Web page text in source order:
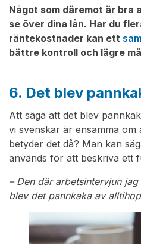
Något som däremot är bra
se över dina lån. Har du
räntekostnader kan ett
bättre kontroll och lägre
6. Det blev
Att säga att det blev
vi svenskar är ensamma om
betyder det då? Man kan
används för att beskriva ett
– Den där arbetsintervjun
blev det pannkaka av